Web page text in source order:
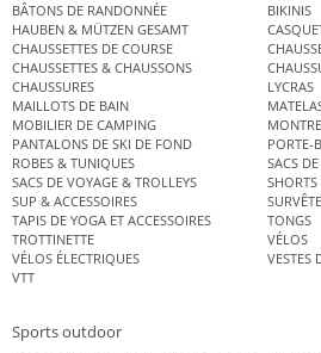
BÂTONS DE RANDONNÉE
BIKINIS
HAUBEN & MÜTZEN GESAMT
CHAUSSETTES DE COURSE
CHAUSSETTES & CHAUSSONS
CHAUSSURES
LYCRAS
MAILLOTS DE BAIN
MOBILIER DE CAMPING
PANTALONS DE SKI DE FOND
PORTE-
ROBES & TUNIQUES
SACS
SACS DE VOYAGE & TROLLEYS
SHORTS
SUP & ACCESSOIRES
TAPIS DE YOGA ET ACCESSOIRES
TONGS
TROTTINETTE
VÉLOS
VÉLOS ÉLECTRIQUES
VESTES
VTT
Sports outdoor